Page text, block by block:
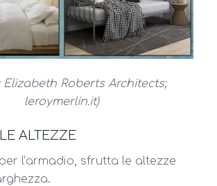
Elizabeth Roberts Architects;
leroymerlin.it)
ALTEZZE
l’armadio, sfrutta le altezze